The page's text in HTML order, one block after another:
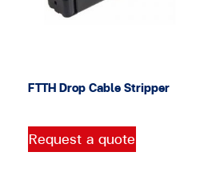
FTTH Drop Cable Stripper
Request a quote